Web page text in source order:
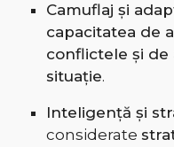
Camuflaj și
capacitatea de
conflictele și de
situație.
Inteligență și
considerate